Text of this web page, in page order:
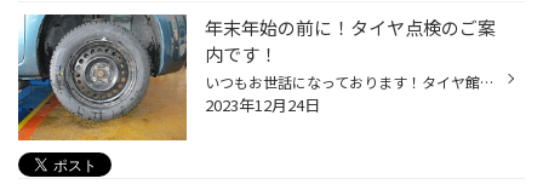
年末年始の前に！タイヤ点検のご案
内です！
いつもお世話になっております！タイヤ館奥田店です。 今回はタイヤ装着・ご購入後の点検についてのご案内です！ 夏タイヤから冬タイヤへの交換後しばらく走行されるとタイヤとホイールやお車が馴染む過程で タイヤの空気圧などが変動する場合がございます。 その変動が大きなものだと燃費性能の悪...
2023年12月24日